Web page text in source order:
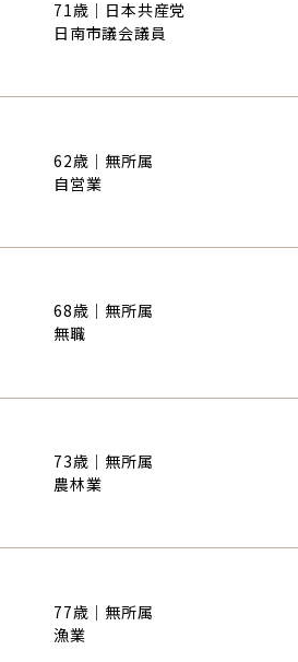
71歳｜日本共産党
日南市議会議員
62歳｜無所属
自営業
68歳｜無所属
無職
73歳｜無所属
農林業
77歳｜無所属
漁業